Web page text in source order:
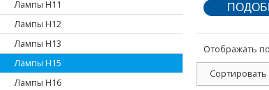
Лампы H11
Лампы H12
Лампы H13
Лампы H15
Лампы H16
Отображать
Сортировать